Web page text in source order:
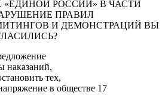
РОССИИ» В ЧАСТИ
ПРАВИЛ
И ДЕМОНСТРАЦИЙ ВЫ
наказаний,
тех,
в обществе 17